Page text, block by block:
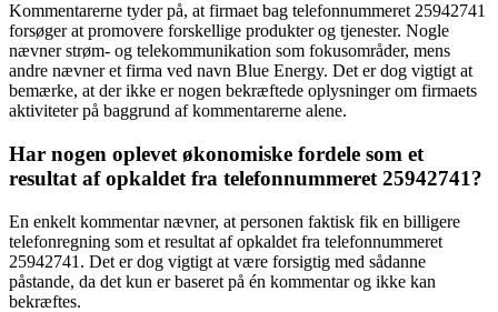
Kommentarerne tyder på, at firmaet bag telefonnummeret 25942741
forsøger at promovere forskellige produkter og tjenester. Nogle
nævner strøm- og telekommunikation som fokusområder, mens
andre nævner et firma ved navn Blue Energy. Det er dog vigtigt at
bemærke, at der ikke er nogen bekræftede oplysninger om firmaets
aktiviteter på baggrund af kommentarerne alene.
Har nogen oplevet økonomiske fordele som et
resultat af opkaldet fra telefonnummeret 25942741?
En enkelt kommentar nævner, at personen faktisk fik en billigere
telefonregning som et resultat af opkaldet fra telefonnummeret
25942741. Det er dog vigtigt at være forsigtig med sådanne
påstande, da det kun er baseret på én kommentar og ikke kan
bekræftes.